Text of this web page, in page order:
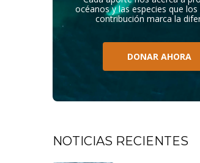
océanos y las especies que los
contribución marca la
DONAR AHORA
NOTICIAS RECIENTES